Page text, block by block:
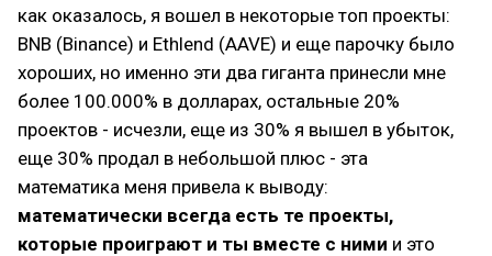
как оказалось, я вошел в некоторые топ проекты:
BNB (Binance) и Ethlend (AAVE) и еще парочку было
хороших, но именно эти два гиганта принесли мне
более 100.000% в долларах, остальные 20%
проектов - исчезли, еще из 30% я вышел в убыток,
еще 30% продал в небольшой плюс - эта
математика меня привела к выводу:
математически всегда есть те проекты,
которые проиграют и ты вместе с ними и это